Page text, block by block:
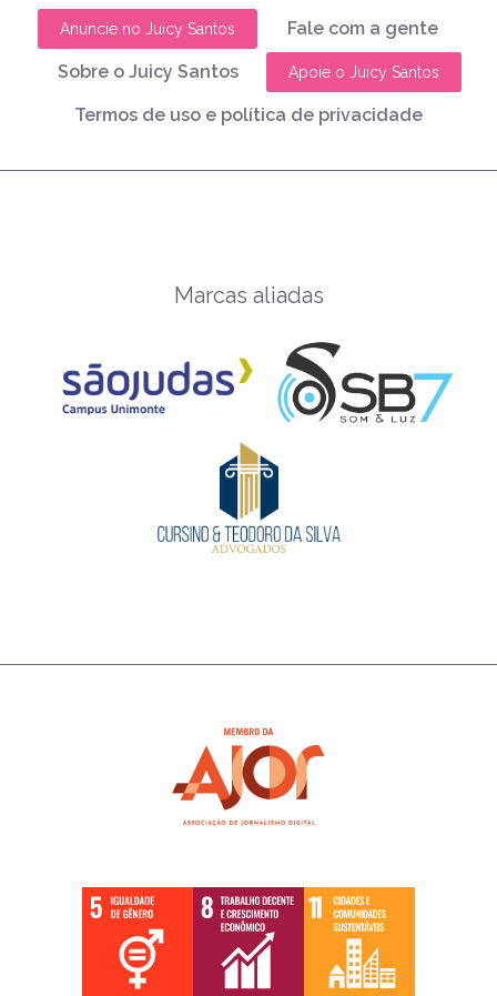
Anuncie no Juicy Santos Fale com a gente
Sobre o Juicy Santos Apoie o Juicy Santos
Termos de uso e política de privacidade
Marcas aliadas